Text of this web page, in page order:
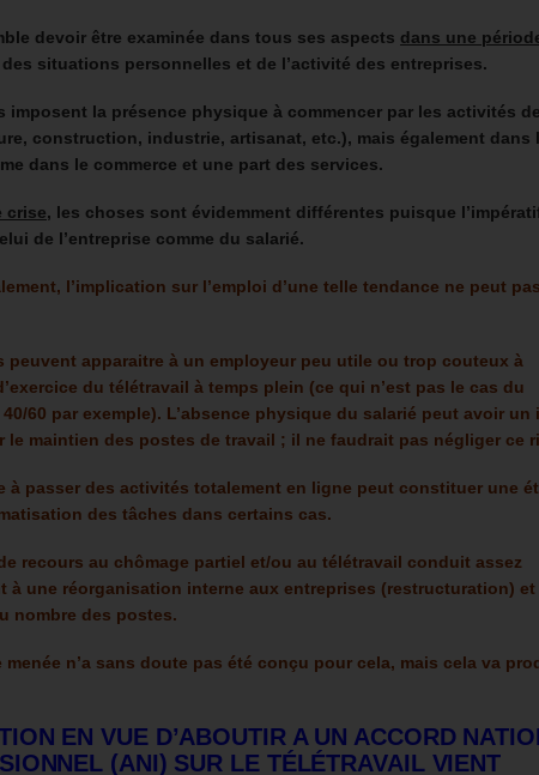
devoir être examinée dans tous ses aspects dans une
situations personnelles et de l’activité des entreprises.
imposent la présence physique à commencer par les activités de
construction, industrie, artisanat, etc.), mais également dans
dans le commerce et une part des services.
crise, les choses sont évidemment différentes puisque
de l’entreprise comme du salarié.
l’implication sur l’emploi d’une telle tendance ne peut
peuvent apparaitre à un employeur peu utile ou trop couteux à
du télétravail à temps plein (ce qui n’est pas le cas du
60 par exemple). L’absence physique du salarié peut avoir un
le maintien des postes de travail ; il ne faudrait pas négliger ce
à passer des activités totalement en ligne peut constituer une
des tâches dans certains cas.
recours au chômage partiel et/ou au télétravail conduit assez
à une réorganisation interne aux entreprises (restructuration) et
nombre des postes.
n’a sans doute pas été conçu pour cela, mais cela va
EN VUE D’ABOUTIR A UN ACCORD
(ANI) SUR LE TÉLÉTRAVAIL VIENT